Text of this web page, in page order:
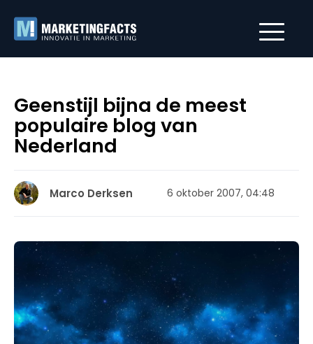
Geenstijl bijna de meest
populaire blog van
Nederland
Marco Derksen 6 oktober 2007, 04:48